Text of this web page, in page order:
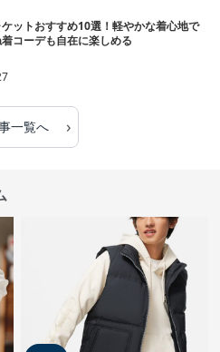
ットおすすめ10選！軽やかな着心地で
コーデも自在に楽しめる
一覧へ ›